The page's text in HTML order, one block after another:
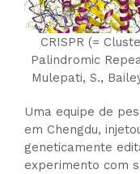
CRISPR (=
Palindromic
Mulepati, S.,
Uma equipe de
em Chengdu,
geneticamente
experimento com